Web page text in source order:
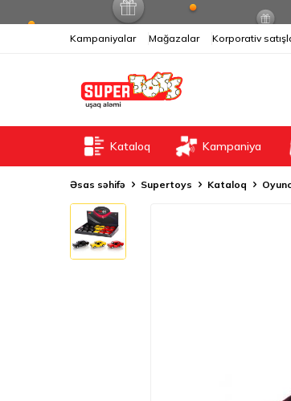
Kampaniyalar Mağazalar Korporativ
Kataloq Kampaniya
Əsas səhifə Supertoys Kataloq